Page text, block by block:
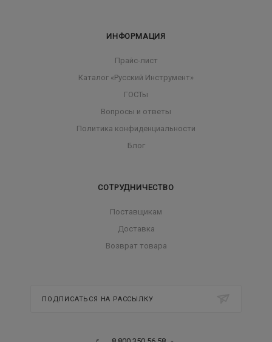
ИНФОРМАЦИЯ
Прайс-лист
Каталог «Русский Инструмент»
ГОСТы
Вопросы и ответы
Политика конфиденциальности
Блог
СОТРУДНИЧЕСТВО
Поставщикам
Доставка
Возврат товара
ПОДПИСАТЬСЯ НА РАССЫЛКУ